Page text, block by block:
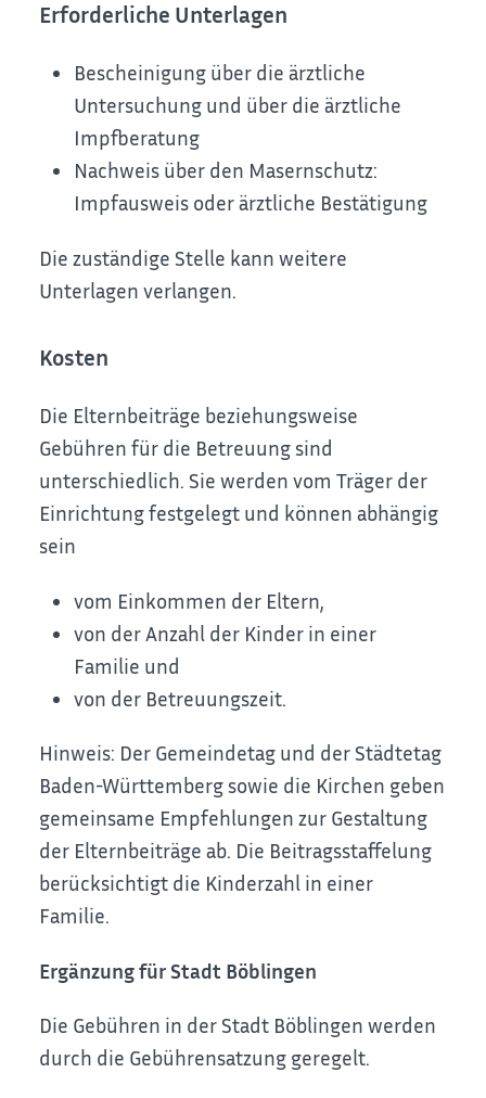
Erforderliche Unterlagen
Bescheinigung über die ärztliche
Untersuchung und über die ärztliche
Impfberatung
Nachweis über den Masernschutz:
Impfausweis oder ärztliche Bestätigung
Die zuständige Stelle kann weitere
Unterlagen verlangen.
Kosten
Die Elternbeiträge beziehungsweise
Gebühren für die Betreuung sind
unterschiedlich. Sie werden vom Träger der
Einrichtung festgelegt und können abhängig
sein
vom Einkommen der Eltern,
von der Anzahl der Kinder in einer
Familie und
von der Betreuungszeit.
Hinweis: Der Gemeindetag und der Städtetag
Baden-Württemberg sowie die Kirchen geben
gemeinsame Empfehlungen zur Gestaltung
der Elternbeiträge ab. Die Beitragsstaffelung
berücksichtigt die Kinderzahl in einer
Familie.
Ergänzung für Stadt Böblingen
Die Gebühren in der Stadt Böblingen werden
durch die Gebührensatzung geregelt.